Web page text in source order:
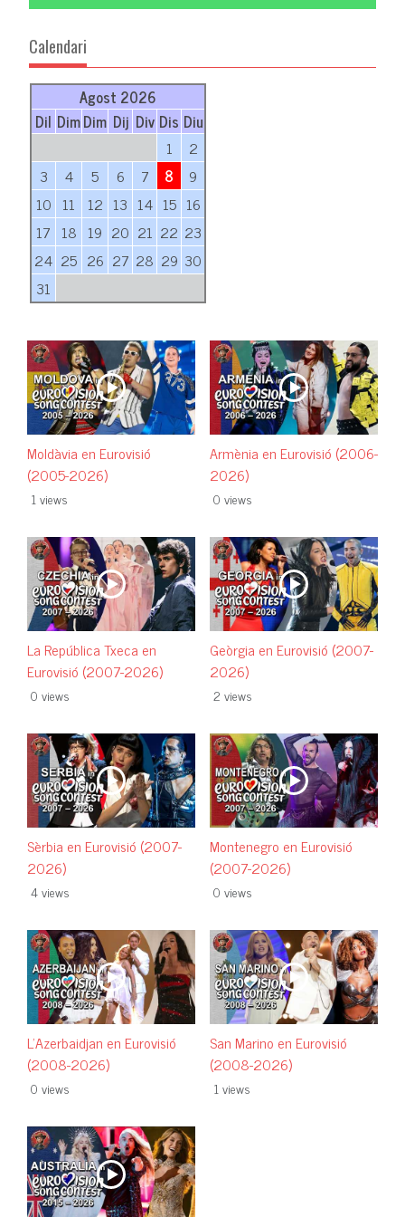
Calendari
Agost 2026
Dil DimDim Dij Div Dis Diu
1
2
3
4 5 6 7 8
9
10 11 12 13 14 15 16
17 18 19 20 21 22 23
24 25 26 27 28 29 30
31
Moldàvia en Eurovisió
(2005-2026)
1 views
Armènia en Eurovisió (2006-
2026)
0 views
La República Txeca en
Eurovisió (2007-2026)
0 views
Geòrgia en Eurovisió (2007-
2026)
2 views
Sèrbia en Eurovisió (2007-
2026)
4 views
Montenegro en Eurovisió
(2007-2026)
0 views
L'Azerbaidjan en Eurovisió
(2008-2026)
0 views
San Marino en Eurovisió
(2008-2026)
1 views